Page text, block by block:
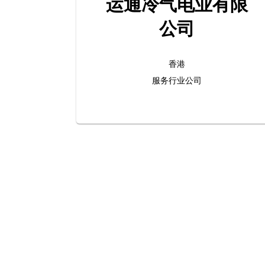
运通冷气电业有限
公司
香港
服务行业公司